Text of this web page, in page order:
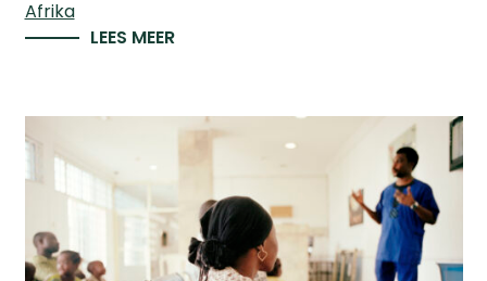
JAARREKENINGEN
Afrika
LEES MEER